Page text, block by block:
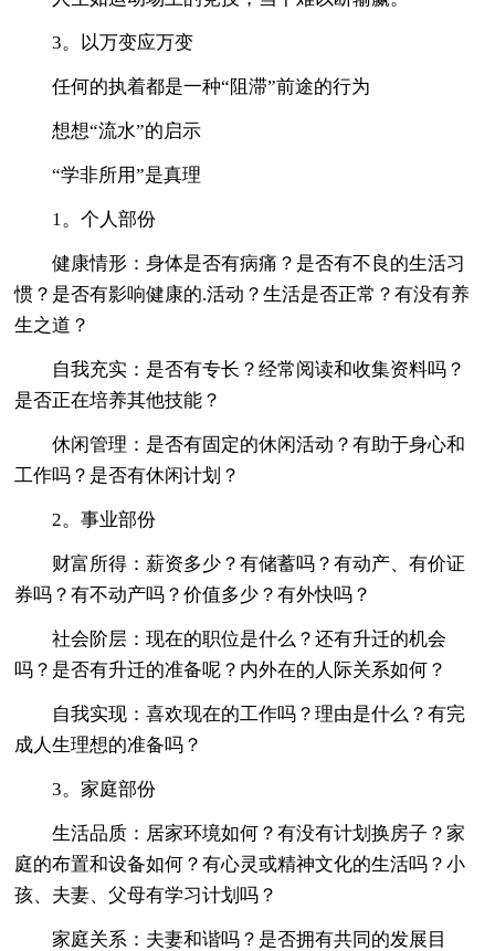
3。以万变应万变
任何的执着都是一种“阻滞”前途的行为
想想“流水”的启示
“学非所用”是真理
1。个人部份
健康情形：身体是否有病痛？是否有不良的生活习
惯？是否有影响健康的.活动？生活是否正常？有没有养
生之道？
自我充实：是否有专长？经常阅读和收集资料吗？
是否正在培养其他技能？
休闲管理：是否有固定的休闲活动？有助于身心和
工作吗？是否有休闲计划？
2。事业部份
财富所得：薪资多少？有储蓄吗？有动产、有价证
券吗？有不动产吗？价值多少？有外快吗？
社会阶层：现在的职位是什么？还有升迁的机会
吗？是否有升迁的准备呢？内外在的人际关系如何？
自我实现：喜欢现在的工作吗？理由是什么？有完
成人生理想的准备吗？
3。家庭部份
生活品质：居家环境如何？有没有计划换房子？家
庭的布置和设备如何？有心灵或精神文化的生活吗？小
孩、夫妻、父母有学习计划吗？
家庭关系：夫妻和谐吗？是否拥有共同的发展目